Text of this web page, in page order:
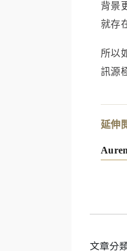
背景
就存
所以
訊源
延伸
文章分